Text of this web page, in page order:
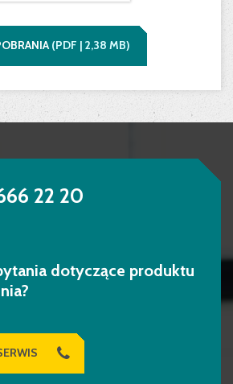
(PDF | 2,38 MB)
22 20
dotyczące produktu